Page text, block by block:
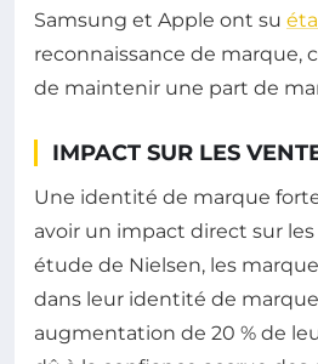
Samsung et Apple ont su
reconnaissance de marque,
de maintenir une part de
IMPACT SUR LES
Une identité de marque
avoir un impact direct sur
étude de Nielsen, les
dans leur identité de
augmentation de 20 % de